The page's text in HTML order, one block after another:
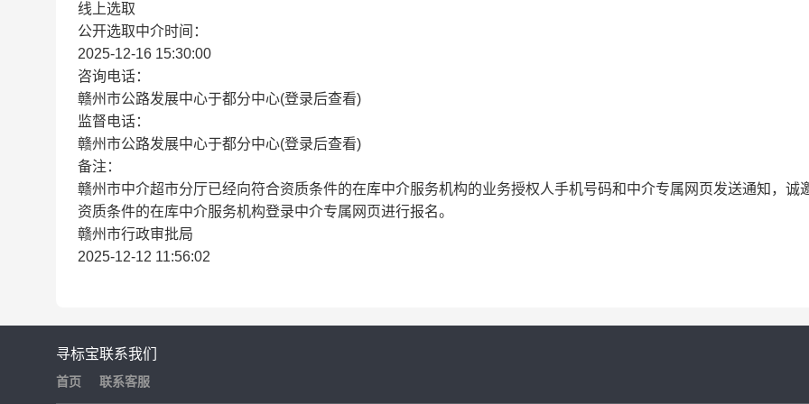
线上选取
公开选取中介时间：
2025-12-16 15:30:00
咨询电话：
赣州市公路发展中心于都分中心(登录后查看)
监督电话：
赣州市公路发展中心于都分中心(登录后查看)
备注：
赣州市中介超市分厅已经向符合资质条件的在库中介服务机构的业务授权人手机号码和中介专属网页发送通知，诚
资质条件的在库中介服务机构登录中介专属网页进行报名。
赣州市行政审批局
2025-12-12 11:56:02
寻标宝
首页
联系我们
联系客服